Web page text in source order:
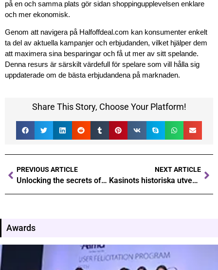
på en och samma plats gör sidan shoppingupplevelsen enklare
och mer ekonomisk.
Genom att navigera på Halfoffdeal.com kan konsumenter enkelt
ta del av aktuella kampanjer och erbjudanden, vilket hjälper dem
att maximera sina besparingar och få ut mer av sitt spelande.
Denna resurs är särskilt värdefull för spelare som vill hålla sig
uppdaterade om de bästa erbjudandena på marknaden.
Share This Story, Choose Your Platform!
PREVIOUS ARTICLE
Unlocking the secrets of popular casino games a comprehensive guide
NEXT ARTICLE
Kasinots historiska utveckling Från klassiska spelautomater till moderna plattformar
Awards